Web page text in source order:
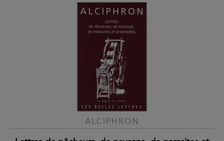
ALCIPHRON